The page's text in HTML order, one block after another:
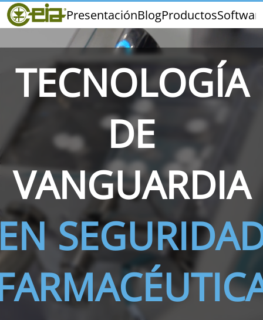
PresentaciónBlogProductos
Home
CEIA
Ferias y Eventos
THS/PH210 THS/PH210-FFV
THS/PH21N-FB THS/PH21N-FFV
THS/
D25
TECNOLOGÍA
DE
VANGUARDIA